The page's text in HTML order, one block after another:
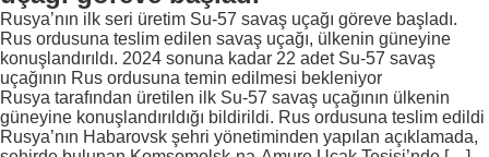
Rusya’nın ilk seri üretim Su-57 savaş uçağı göreve başladı.
Rus ordusuna teslim edilen savaş uçağı, ülkenin güneyine
konuşlandırıldı. 2024 sonuna kadar 22 adet Su-57 savaş
uçağının Rus ordusuna temin edilmesi bekleniyor
Rusya tarafından üretilen ilk Su-57 savaş uçağının ülkenin
güneyine konuşlandırıldığı bildirildi. Rus ordusuna teslim edildi
Rusya’nın Habarovsk şehri yönetiminden yapılan açıklamada,